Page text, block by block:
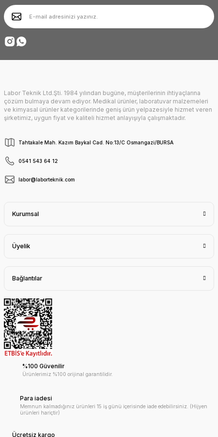
Ürün fiyatı diğer sitelerden daha pahalı.
Bu ürüne benzer farklı alternatifler olmalı.
Gönder
Deneyimini Paylaş
Labor Teknik Ltd.Şti. 1984 yılından bugüne, müşterilerinin ihtiyaçlarına
çözüm bulmaya devam ediyor. Medikal ürünler, laboratuvar malzemeleri
ve kimyasal ürünler kategorilerinde geniş ürün yelpazesiyle hizmet veren
şirketimiz, uygun fiyat ve kaliteli hizmet anlayışıyla çalışmaktadır.
Tahtakale Mah. Kazım Baykal Cad. No:13/C Osmangazi/BURSA
0541 543 64 12
labor@laborteknik.com
Kurumsal
Üyelik
Bağlantılar
%100 Güvenilir
Ürünlerimiz %100 orijinal garantilidir.
Para iadesi
Memnun kalmadığınız ürünleri 15 iş günü içerisinde iade edebilirsiniz. (Hijyen
ürünleri hariçtir)
Ücretsiz kargo